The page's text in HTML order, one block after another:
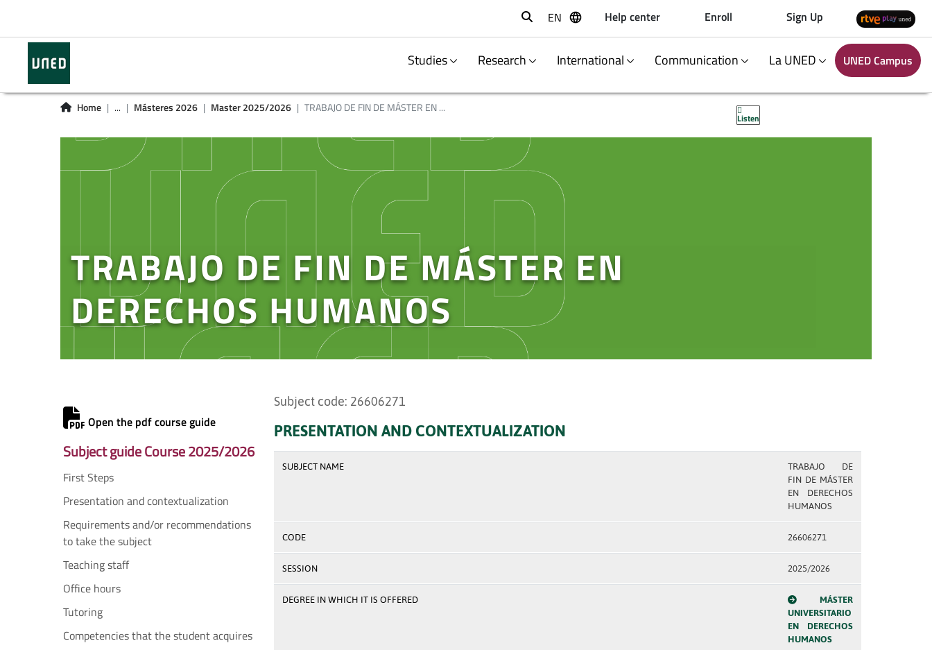
Buscar
EN Help center Enroll Sign Up
Studies Research International Communication La UNED UNED Campus
Home ... Másteres 2026 Master 2025/2026 TRABAJO DE FIN DE MÁSTER EN ...
Listen
TRABAJO DE FIN DE MÁSTER EN
DERECHOS HUMANOS
Open the pdf course guide
Subject guide Course 2025/2026
First Steps
Presentation and contextualization
Requirements and/or recommendations
to take the subject
Teaching staff
Office hours
Tutoring
Competencies that the student acquires
Subject code: 26606271
PRESENTATION AND CONTEXTUALIZATION
SUBJECT NAME
TRABAJO DE
FIN DE MÁSTER
EN DERECHOS
HUMANOS
CODE 26606271
SESSION 2025/2026
DEGREE IN WHICH IT IS OFFERED
MÁSTER
UNIVERSITARIO
EN DERECHOS
HUMANOS